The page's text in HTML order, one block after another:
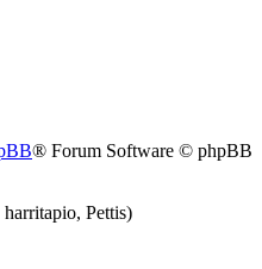
® Forum Software © phpBB
Pettis)